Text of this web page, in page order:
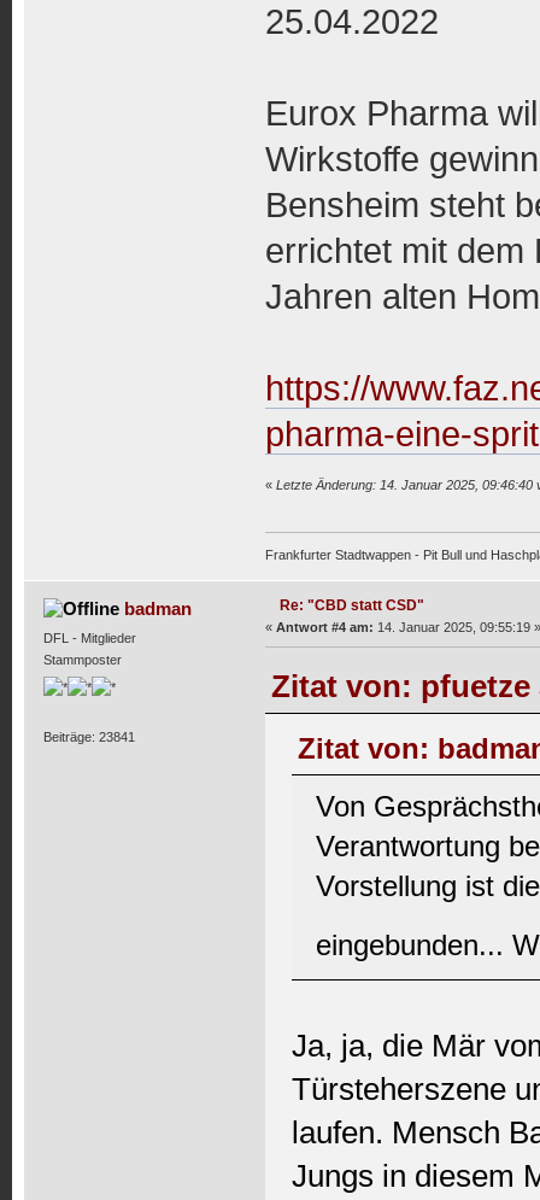
25.04.2022
Eurox Pharma
Wirkstoffe
Bensheim steht
errichtet mit dem
Jahren alten
https://
pharma-eine-
« Letzte Änderung: 14. Januar 2025, 09:46:40
Frankfurter Stadtwappen - Pit Bull und
badman
DFL - Mitglieder
Stammposter
Beiträge: 23841
Re: "CBD statt CSD"
« Antwort #4 am: 14. Januar 2025, 09:55:19 »
Zitat von: pfuetze
Zitat von:
Von
Verantwortung
Vorstellung ist
eingebunden...
Ja, ja, die Mär
Türsteherszene
laufen. Mensch
Jungs in diesem